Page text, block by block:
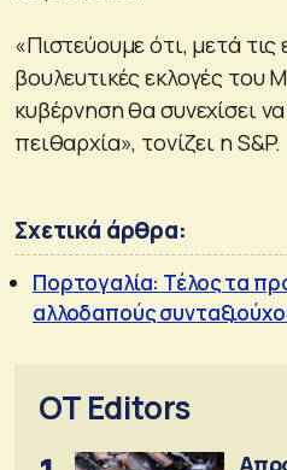
«Πιστεύουμε ότι, μετά
βουλευτικές εκλογές του
κυβέρνηση θα συνεχίσει
πειθαρχία», τονίζει η S&P.
Σχετικά άρθρα:
Πορτογαλία: Τέλος τα
αλλοδαπούς
OT Editors